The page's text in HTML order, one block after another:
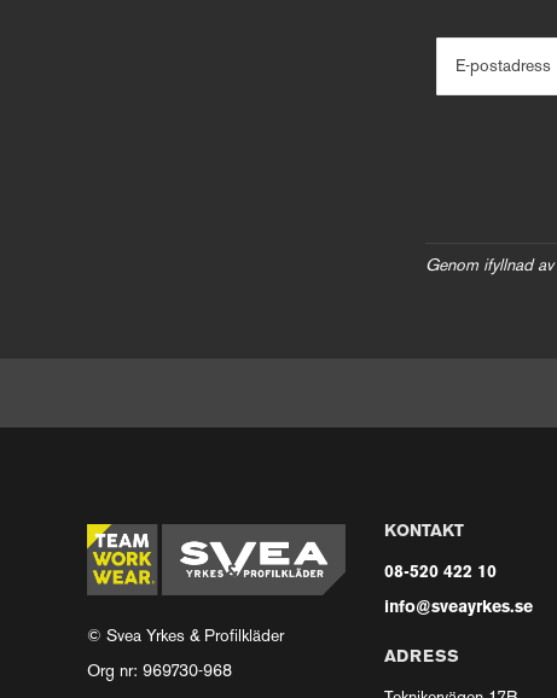
E-postadress
Genom ifyllnad
© Svea Yrkes & Profilkläder
Org nr: 969730-968
KONTAKT
08-520 422 10
info@sveayrkes.se
ADRESS